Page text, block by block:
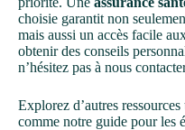
choisie garantit non
mais aussi un accès facile
obtenir des conseils
n’hésitez pas à nous
Explorez d’autres
comme notre guide pour les